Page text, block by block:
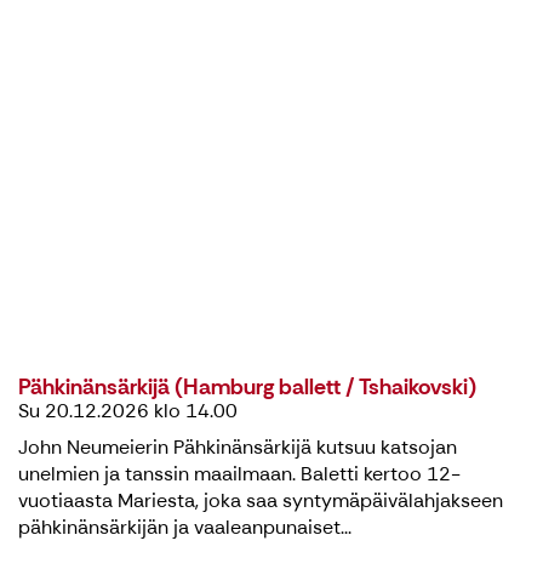
Pähkinänsärkijä (Hamburg ballett / Tshaikovski)
Su 20.12.2026 klo 14.00
John Neumeierin Pähkinänsärkijä kutsuu katsojan
unelmien ja tanssin maailmaan. Baletti kertoo 12-
vuotiaasta Mariesta, joka saa syntymäpäivälahjakseen
pähkinänsärkijän ja vaaleanpunaiset...